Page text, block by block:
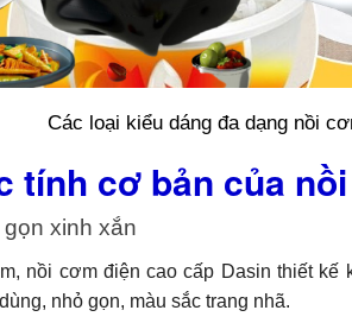
Các loại kiểu dáng đa dạng nồi
tính cơ bản của
xinh xắn
nồi cơm điện cao cấp Dasin thiết
nhỏ gọn, màu sắc trang nhã.